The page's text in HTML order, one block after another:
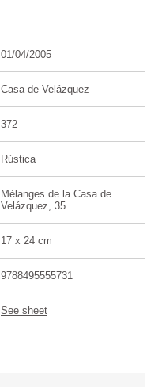
01/04/2005
Casa de Velázquez
372
Rústica
Mélanges de la Casa de
Velázquez, 35
17 x 24 cm
9788495555731
See sheet